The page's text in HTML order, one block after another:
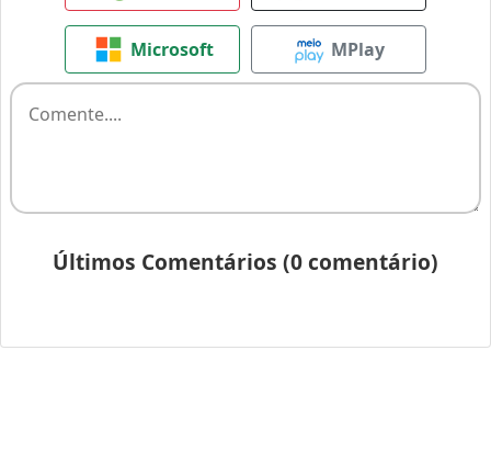
Microsoft MPlay
Últimos Comentários (0 comentário)